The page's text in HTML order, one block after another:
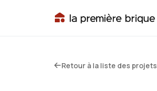
Retour à la liste des projets